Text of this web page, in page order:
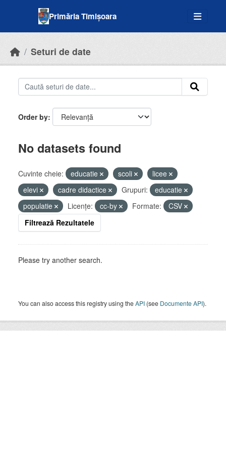
Primăria Timișoara
Seturi de date
Order by
No datasets found
Cuvinte cheie: educatie scoli
licee
elevi
cadre didactice Grupuri:
educatie
populatie
Licenţe: cc-by Formate:
CSV
Filtrează Rezultatele
Please try another search.
You can also access this registry using theAPI (see Documente API).